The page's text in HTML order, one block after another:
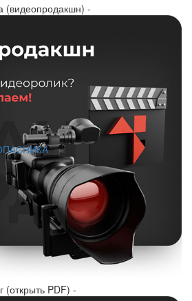
(видеопродакшн) -
(открыть PDF) -